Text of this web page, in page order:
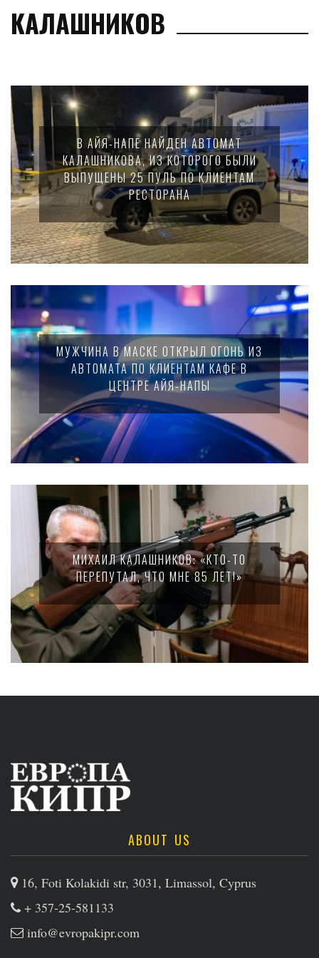
КАЛАШНИКОВ
В АЙЯ-НАПЕ НАЙДЕН АВТОМАТ
КАЛАШНИКОВА, ИЗ КОТОРОГО БЫЛИ
ВЫПУЩЕНЫ 25 ПУЛЬ ПО КЛИЕНТАМ
РЕСТОРАНА
МУЖЧИНА В МАСКЕ ОТКРЫЛ ОГОНЬ ИЗ
АВТОМАТА ПО КЛИЕНТАМ КАФЕ В
ЦЕНТРЕ АЙЯ-НАПЫ
МИХАИЛ КАЛАШНИКОВ: «КТО-ТО
ПЕРЕПУТАЛ, ЧТО МНЕ 85 ЛЕТ!»
ABOUT US
16, Foti Kolakidi str, 3031, Limassol, Cyprus
+ 357-25-581133
info@evropakipr.com